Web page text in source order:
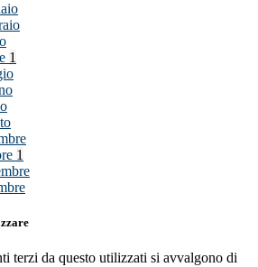
1
1
terzi da questo utilizzati si avvalgono di